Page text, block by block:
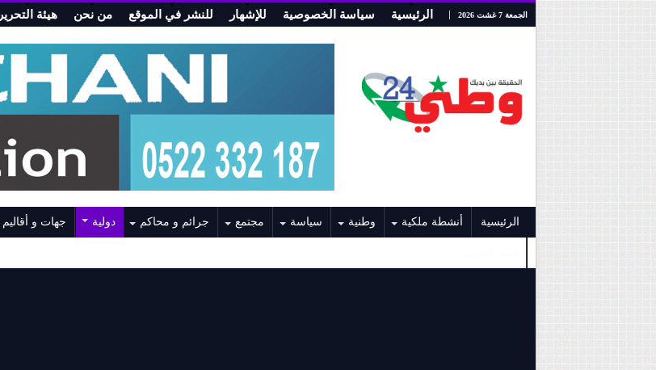
الجمعة 7 غشت 2026 الرئيسية سياسة الخصوصية للإشهار للنشر في الموقع من نحن هيئة التحرير
الرئيسية أنشطة ملكية وطنية سياسة مجتمع جرائم و محاكم دولية جهات و أقاليم